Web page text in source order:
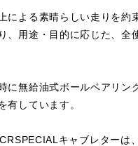
による素晴らしい走りを約
、用途・目的に応じた、全
に無給油式ボールベアリン
有しています。
キャブレターは